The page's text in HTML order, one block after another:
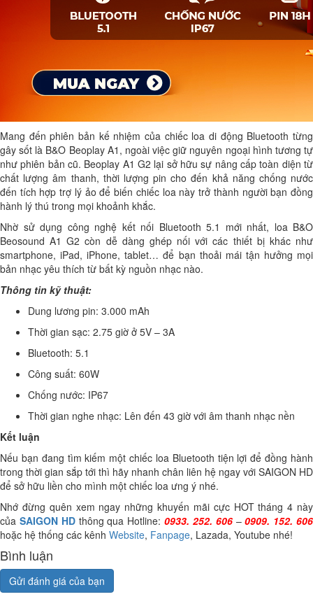
Mang đến phiên bản kế nhiệm của chiếc loa di động Bluetooth từng
gây sốt là B&O Beoplay A1, ngoài việc giữ nguyên ngoại hình tương tự
như phiên bản cũ. Beoplay A1 G2 lại sở hữu sự nâng cấp toàn diện từ
chất lượng âm thanh, thời lượng pin cho đến khả năng chống nước
đến tích hợp trợ lý ảo để biến chiếc loa này trở thành người bạn đồng
hành lý thú trong mọi khoảnh khắc.
Nhờ sử dụng công nghệ kết nối Bluetooth 5.1 mới nhất, loa B&O
Beosound A1 G2 còn dễ dàng ghép nối với các thiết bị khác như
smartphone, iPad, iPhone, tablet… để bạn thoải mái tận hưởng mọi
bản nhạc yêu thích từ bất kỳ nguồn nhạc nào.
Thông tin kỹ thuật:
Dung lương pin: 3.000 mAh
Thời gian sạc: 2.75 giờ ở 5V – 3A
Bluetooth: 5.1
Công suất: 60W
Chống nước: IP67
Thời gian nghe nhạc: Lên đến 43 giờ với âm thanh nhạc nền
Kết luận
Nếu bạn đang tìm kiếm một chiếc loa Bluetooth tiện lợi để đồng hành
trong thời gian sắp tới thì hãy nhanh chân liên hệ ngay với SAIGON HD
để sở hữu liền cho mình một chiếc loa ưng ý nhé.
Nhớ đừng quên xem ngay những khuyến mãi cực HOT tháng 4 này
của SAIGON HDthông qua Hotline:0933. 252. 606–0909. 152. 606
hoặc hệ thống các kênh Website, Fanpage, Lazada, Youtube nhé!
Bình luận
Gửi đánh giá của bạn